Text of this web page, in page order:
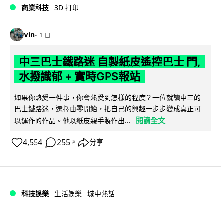
商業科技 3D 打印
Vin 1 日
中三巴士鐵路迷 自製紙皮遙控巴士 門,
水撥識郁 + 實時GPS報站
如果你熱愛一件事，你會熱愛到怎樣的程度？一位就讀中三的
巴士鐵路迷，選擇由零開始，把自己的興趣一步步變成真正可
以運作的作品。他以紙皮親手製作出...
閱讀全文
4,554 255 ↗ 分享
科技娛樂 生活娛樂 城中熱話